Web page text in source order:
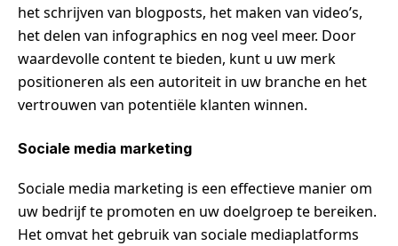
het schrijven van blogposts, het maken van video’s,
het delen van infographics en nog veel meer. Door
waardevolle content te bieden, kunt u uw merk
positioneren als een autoriteit in uw branche en het
vertrouwen van potentiële klanten winnen.
Sociale media marketing
Sociale media marketing is een effectieve manier om
uw bedrijf te promoten en uw doelgroep te bereiken.
Het omvat het gebruik van sociale mediaplatforms